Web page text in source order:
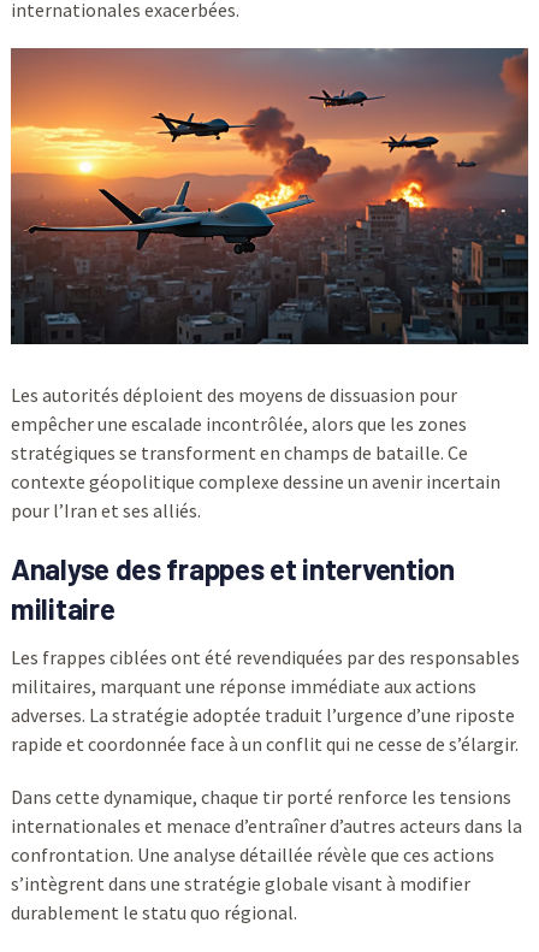
internationales exacerbées.
Les autorités déploient des moyens de dissuasion pour
empêcher une escalade incontrôlée, alors que les zones
stratégiques se transforment en champs de bataille. Ce
contexte géopolitique complexe dessine un avenir incertain
pour l’Iran et ses alliés.
Analyse des frappes et intervention
militaire
Les frappes ciblées ont été revendiquées par des responsables
militaires, marquant une réponse immédiate aux actions
adverses. La stratégie adoptée traduit l’urgence d’une riposte
rapide et coordonnée face à un conflit qui ne cesse de s’élargir.
Dans cette dynamique, chaque tir porté renforce les tensions
internationales et menace d’entraîner d’autres acteurs dans la
confrontation. Une analyse détaillée révèle que ces actions
s’intègrent dans une stratégie globale visant à modifier
durablement le statu quo régional.